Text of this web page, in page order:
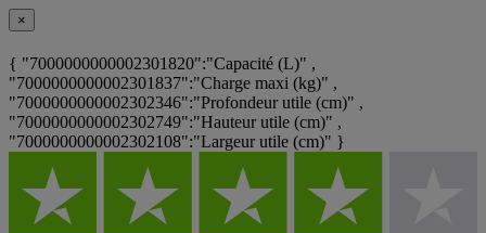
×
{ "7000000000002301820":"Capacité (L)" ,
"7000000000002301837":"Charge maxi (kg)" ,
"7000000000002302346":"Profondeur utile (cm)" ,
"7000000000002302749":"Hauteur utile (cm)" ,
"7000000000002302108":"Largeur utile (cm)" }